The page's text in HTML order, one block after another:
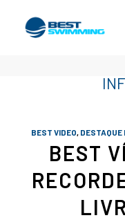
BEST VIDEO, DESTAQUE
BEST